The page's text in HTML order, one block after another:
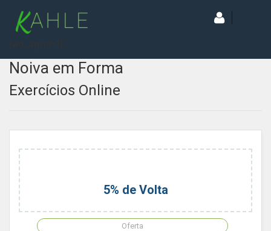
Noiva em Forma
Exercícios Online
5% de Volta
Oferta